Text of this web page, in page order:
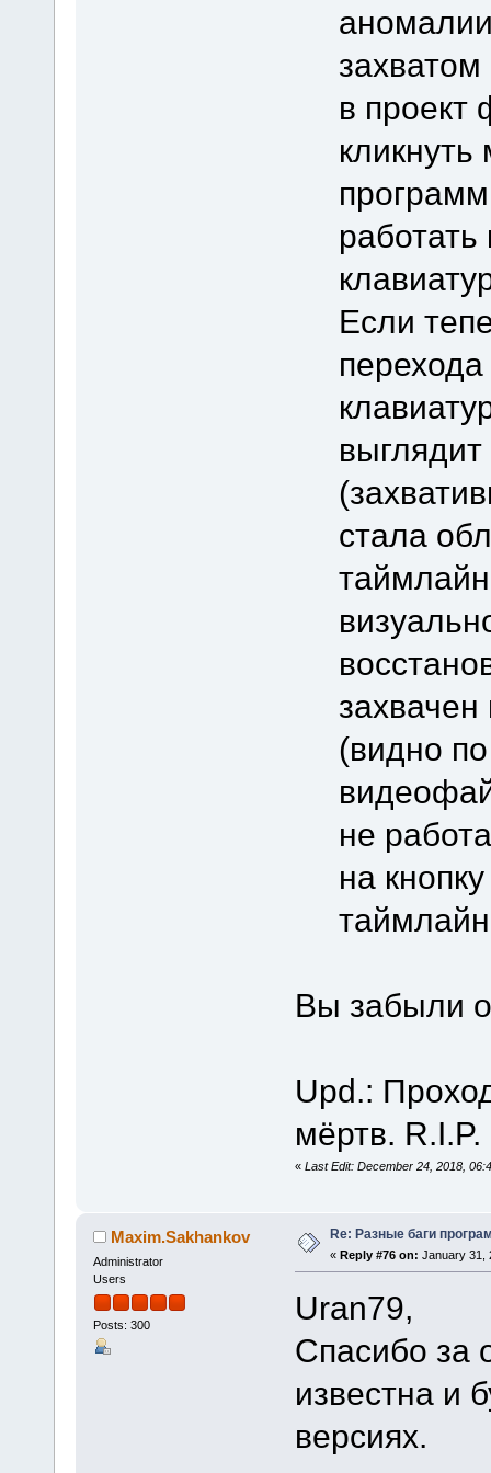
в
Если
выглядит
стала
(видно
не
на
Вы забыли
Upd.:
мёртв.
« Last Edit: December 24, 2018,
Maxim.Sakhankov
Administrator
Users
Posts: 300
Re: Разные баги
« Reply #76 on: January 31,
Uran79,
Спасибо за
известна и
версиях.